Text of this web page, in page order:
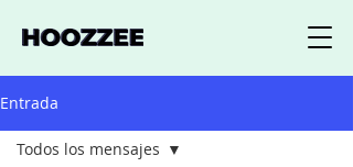
Entrada
Todos los mensajes